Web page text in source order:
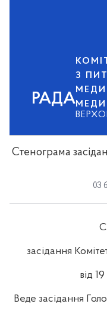
РАДА
З
Стенограма
03
засідання
від 19
Веде засідання